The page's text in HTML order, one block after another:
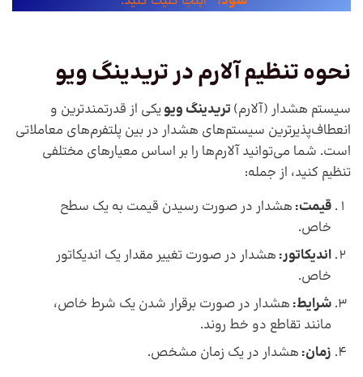
نحوه تنظیم آلارم درتریدینگ ویو
سیستم هشدار (آلارم) تریدینگ ویویکی از قدرتمندترین و
انعطاف‌پذیرترین سیستم‌های هشدار در بین پلتفرم‌های معاملاتی
است. شما می‌توانید آلارم‌ها را بر اساس معیارهای مختلفی
تنظیم کنید، از جمله:
قیمت: هشدار در صورت رسیدن قیمت به یک سطح
خاص.
اندیکاتور: هشدار در صورت تغییر مقدار یک اندیکاتور
خاص.
شرایط: هشدار در صورت برقرار شدن یک شرط خاص،
مانند تقاطع دو خط روند.
زمان: هشدار در یک زمان مشخص.